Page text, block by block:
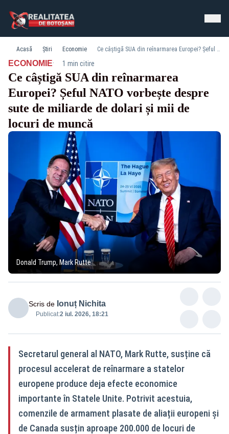
Acasă Știri Economie Ce câștigă SUA din reînarmarea Europei? Șeful NATO vorbește despre sute de miliarde de dolari și mii de locuri de muncă
ECONOMIE· 1 min citire
Ce câștigă SUA din reînarmarea
Europei? Șeful NATO vorbește despre
sute de miliarde de dolari și mii de
locuri de muncă
Donald Trump, Mark Rutte
Scris de Ionuț Nichita
Publicat:2 iul. 2026, 18:21
Secretarul general al NATO, Mark Rutte, susține că
procesul accelerat de reînarmare a statelor
europene produce deja efecte economice
importante în Statele Unite. Potrivit acestuia,
comenzile de armament plasate de aliații europeni și
de Canada susțin aproape 200.000 de locuri de